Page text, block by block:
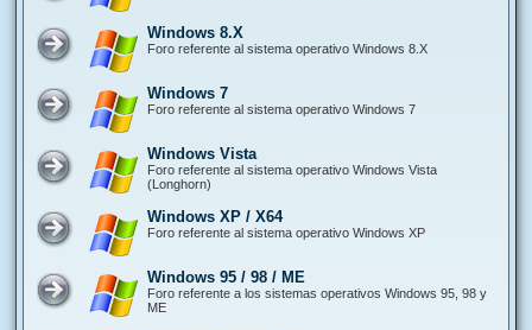
Windows 8.X
Foro referente al sistema operativo Windows 8.X
Windows 7
Foro referente al sistema operativo Windows 7
Windows Vista
Foro referente al sistema operativo Windows Vista
(Longhorn)
Windows XP / X64
Foro referente al sistema operativo Windows XP
Windows 95 / 98 / ME
Foro referente a los sistemas operativos Windows 95, 98 y
ME